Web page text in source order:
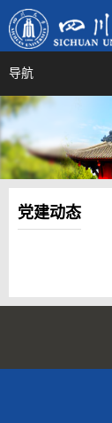
导航
党建动态